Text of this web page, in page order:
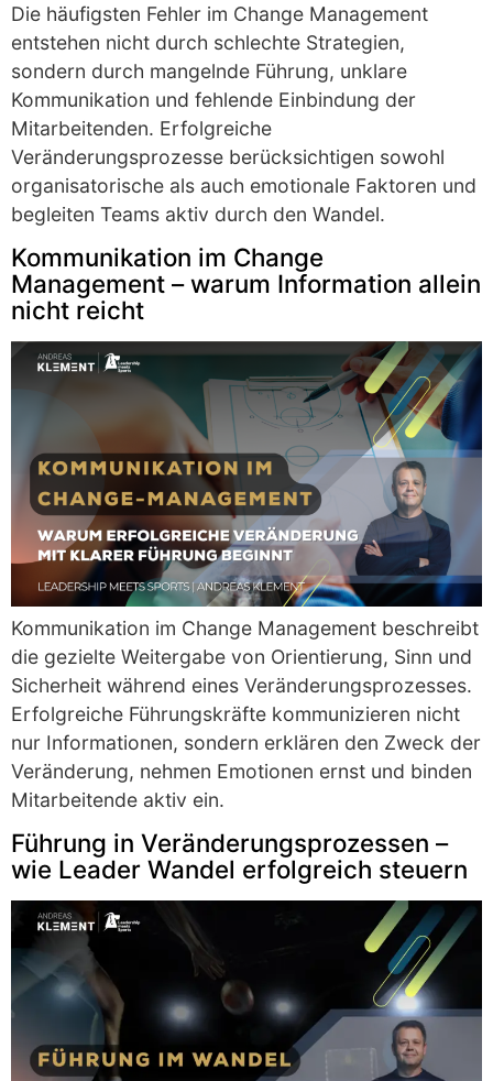
Die häufigsten Fehler im Change Management
entstehen nicht durch schlechte Strategien,
sondern durch mangelnde Führung, unklare
Kommunikation und fehlende Einbindung der
Mitarbeitenden. Erfolgreiche
Veränderungsprozesse berücksichtigen sowohl
organisatorische als auch emotionale Faktoren und
begleiten Teams aktiv durch den Wandel.
Kommunikation im Change
Management – warum Information allein
nicht reicht
Kommunikation im Change Management beschreibt
die gezielte Weitergabe von Orientierung, Sinn und
Sicherheit während eines Veränderungsprozesses.
Erfolgreiche Führungskräfte kommunizieren nicht
nur Informationen, sondern erklären den Zweck der
Veränderung, nehmen Emotionen ernst und binden
Mitarbeitende aktiv ein.
Führung in Veränderungsprozessen –
wie Leader Wandel erfolgreich steuern